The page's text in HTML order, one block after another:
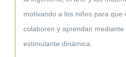
motivando a los niños para que
colaboren y aprendan
estimulante dinámica.